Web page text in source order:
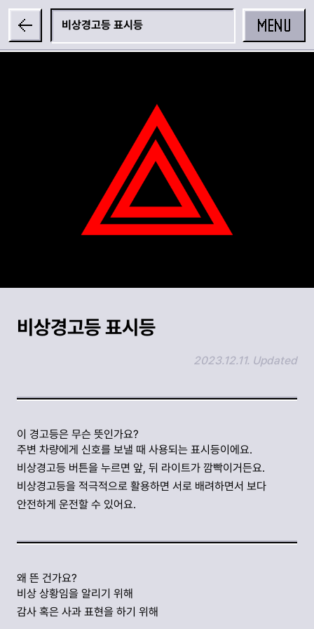
MENU
비상경고등 표시등
비상경고등 표시등
2023.12.11. Updated
이 경고등은 무슨 뜻인가요?
주변 차량에게 신호를 보낼 때 사용되는 표시등이에요.
비상경고등 버튼을 누르면 앞, 뒤 라이트가 깜빡이거든요.
비상경고등을 적극적으로 활용하면 서로 배려하면서 보다
안전하게 운전할 수 있어요.
왜 뜬 건가요?
비상 상황임을 알리기 위해
감사 혹은 사과 표현을 하기 위해
링크 복사하기